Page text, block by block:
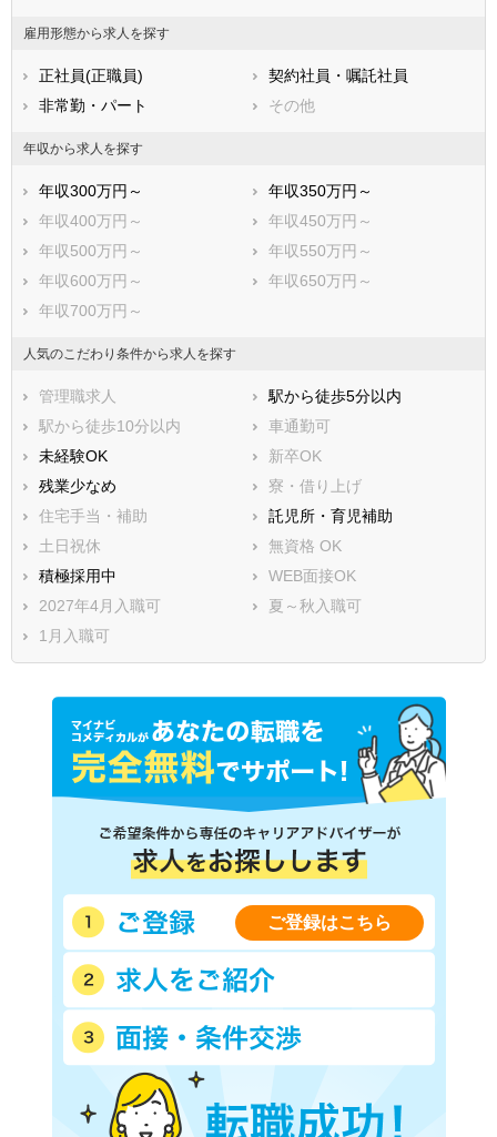
雇用形態から求人を探す
正社員(正職員)
契約社員・嘱託社員
非常勤・パート
その他
年収から求人を探す
年収300万円～
年収350万円～
年収400万円～
年収450万円～
年収500万円～
年収550万円～
年収600万円～
年収650万円～
年収700万円～
人気のこだわり条件から求人を探す
管理職求人
駅から徒歩5分以内
駅から徒歩10分以内
車通勤可
未経験OK
新卒OK
残業少なめ
寮・借り上げ
住宅手当・補助
託児所・育児補助
土日祝休
無資格 OK
積極採用中
WEB面接OK
2027年4月入職可
夏～秋入職可
1月入職可
ご登録はこちら